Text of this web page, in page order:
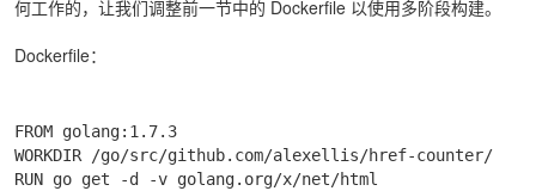
何工作的，让我们调整前一节中的 Dockerfile 以使用多阶段构建。
Dockerfile：
FROM golang:1.7.3
WORKDIR /go/src/github.com/alexellis/href-counter/
RUN go get -d -v golang.org/x/net/html